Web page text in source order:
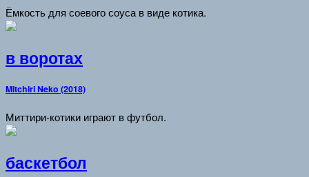
Ёмкость для соевого соуса в виде котика.
в воротах
Mitchiri Neko (2018)
Миттири-котики играют в футбол.
баскетбол